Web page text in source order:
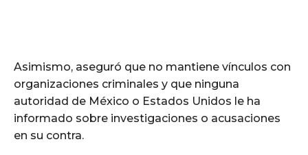
Asimismo, aseguró que no mantiene vínculos con
organizaciones criminales y que ninguna
autoridad de México o Estados Unidos le ha
informado sobre investigaciones o acusaciones
en su contra.